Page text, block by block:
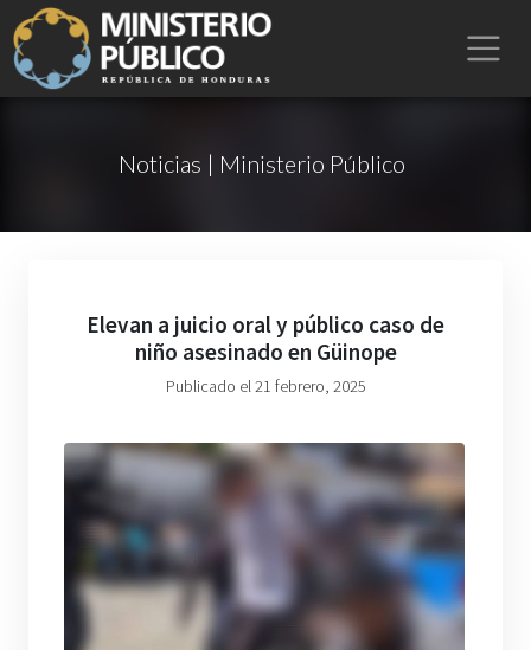
Noticias | Ministerio Público
Elevan a juicio oral y público caso de
niño asesinado en Güinope
Publicado el 21 febrero, 2025